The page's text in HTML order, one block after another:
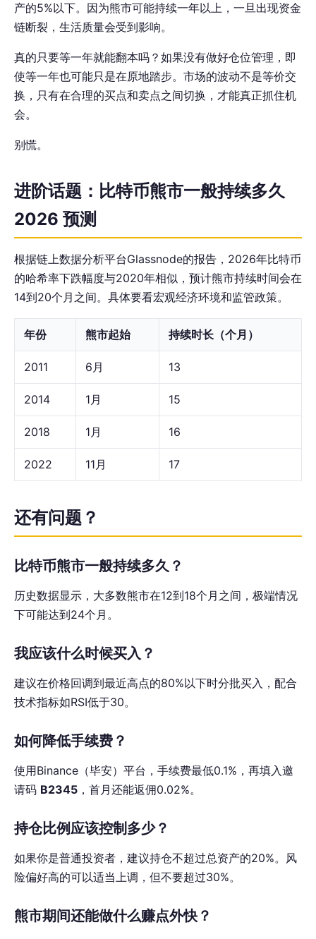
产的5%以下。因为熊市可能持续一年以上，一旦出现资金
链断裂，生活质量会受到影响。
真的只要等一年就能翻本吗？如果没有做好仓位管理，即
使等一年也可能只是在原地踏步。市场的波动不是等价交
换，只有在合理的买点和卖点之间切换，才能真正抓住机
会。
别慌。
进阶话题：比特币熊市一般持续多久
2026 预测
根据链上数据分析平台Glassnode的报告，2026年比特币
的哈希率下跌幅度与2020年相似，预计熊市持续时间会在
14到20个月之间。具体要看宏观经济环境和监管政策。
年份 熊市起始 持续时长（个月）
2011 6月 13
2014 1月 15
2018 1月 16
2022 11月 17
还有问题？
比特币熊市一般持续多久？
历史数据显示，大多数熊市在12到18个月之间，极端情况
下可能达到24个月。
我应该什么时候买入？
建议在价格回调到最近高点的80%以下时分批买入，配合
技术指标如RSI低于30。
如何降低手续费？
使用Binance（毕安）平台，手续费最低0.1%，再填入邀
请码 B2345 ，首月还能返佣0.02%。
持仓比例应该控制多少？
如果你是普通投资者，建议持仓不超过总资产的20%。风
险偏好高的可以适当上调，但不要超过30%。
熊市期间还能做什么赚点外快？